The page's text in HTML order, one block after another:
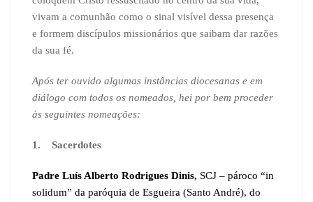
vivam a comunhão como o sinal visível dessa presença
e formem discípulos missionários que saibam dar razões
da sua fé.
Após ter ouvido algumas instâncias diocesanas e em
diálogo com todos os nomeados, hei por bem proceder
às seguintes nomeações:
1. Sacerdotes
Padre Luís Alberto Rodrigues Dinis, SCJ – pároco “in
solidum” da paróquia de Esgueira (Santo André), do